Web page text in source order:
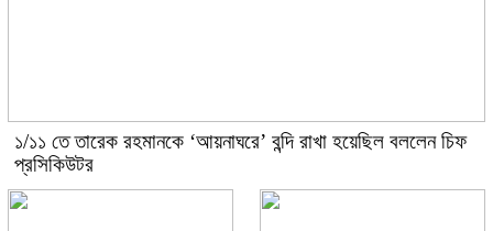
১/১১ তে তারেক রহমানকে ‘আয়নাঘরে’ বন্দি রাখা হয়েছিল বললেন চিফ
প্রসিকিউটর